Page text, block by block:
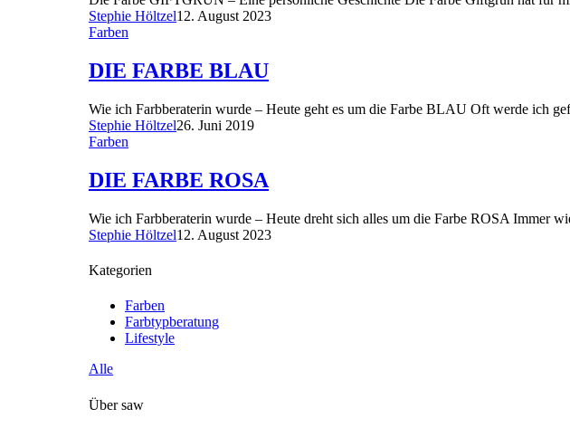
Stephie Höltzel12. August 2023
Farben
DIE FARBE BLAU
Wie ich Farbberaterin wurde – Heute geht es um die Farbe BLAU Oft werde ich
Stephie Höltzel26. Juni 2019
Farben
DIE FARBE ROSA
Wie ich Farbberaterin wurde – Heute dreht sich alles um die Farbe ROSA Immer
Stephie Höltzel12. August 2023
Kategorien
Farben
Farbtypberatung
Lifestyle
Alle
Über saw